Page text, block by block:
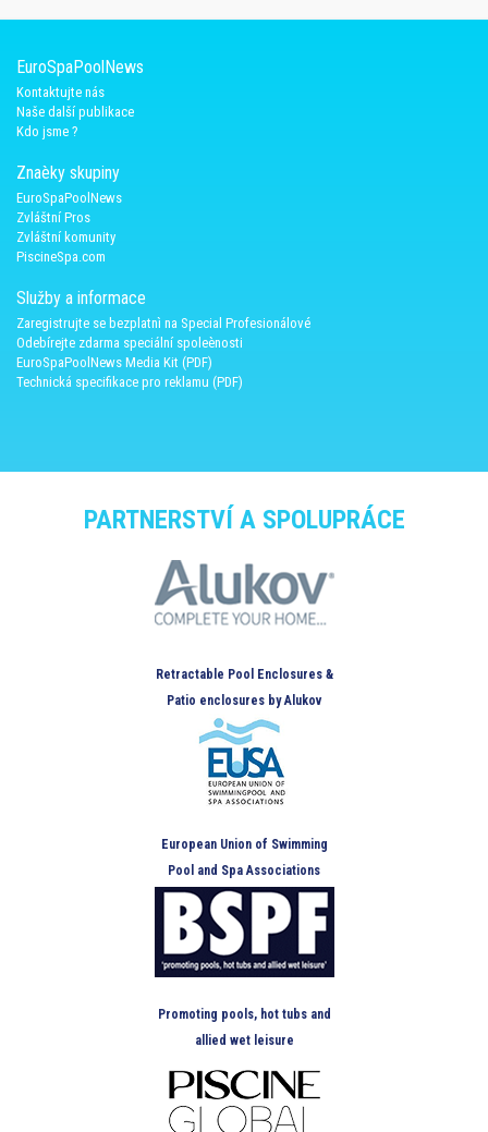
EuroSpaPoolNews
Kontaktujte nás
Naše další publikace
Kdo jsme ?
Znaèky skupiny
EuroSpaPoolNews
Zvláštní Pros
Zvláštní komunity
PiscineSpa.com
Služby a informace
Zaregistrujte se bezplatnì na Special Profesionálové
Odebírejte zdarma speciální spoleènosti
EuroSpaPoolNews Media Kit (PDF)
Technická specifikace pro reklamu (PDF)
PARTNERSTVÍ A SPOLUPRÁCE
Retractable Pool Enclosures &
Patio enclosures by Alukov
European Union of Swimming
Pool and Spa Associations
Promoting pools, hot tubs and
allied wet leisure